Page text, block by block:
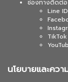
ช่องทางติดต่อ
Line
นโยบายและคว